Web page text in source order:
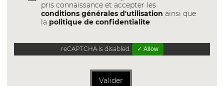
pris connaissance et accepter les
conditions générales d'utilisation ainsi que
la politique de confidentialite
reCAPTCHA is disabled. ✓ Allow
Valider